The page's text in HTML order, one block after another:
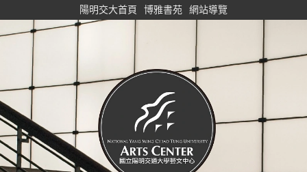
content
陽明交大首頁 博雅書苑 網站導覽